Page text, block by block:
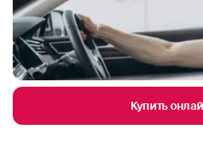
Купить